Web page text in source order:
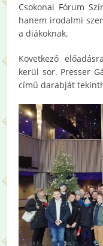
Csokonai Fórum
hanem irodalmi
a diákoknak.
Következő
kerül sor. Presser
című darabját